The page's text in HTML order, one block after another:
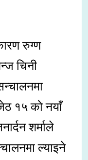
रुग्ण
चिनी
१५ को नयाँ
शर्माले
ल्याइने